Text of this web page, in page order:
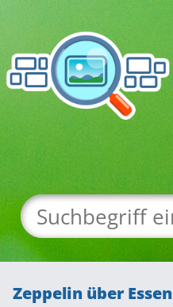
Zeppelin über Essen